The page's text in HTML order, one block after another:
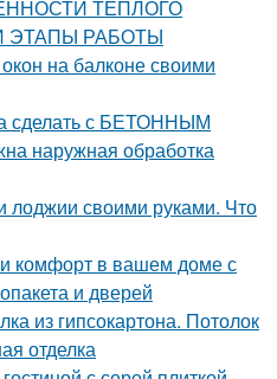
ТЕПЛОГО
ЭТАПЫ РАБОТЫ
на балконе своими
сделать с БЕТОННЫМ
наружная обработка
лоджии своими руками. Что
комфорт в вашем доме с
и дверей
из гипсокартона. Потолок
отделка